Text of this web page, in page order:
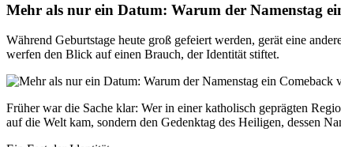
Mehr als nur ein Datum: Warum der Namenstag
Während Geburtstage heute groß gefeiert werden, gerät eine
werfen den Blick auf einen Brauch, der Identität stiftet.
Früher war die Sache klar: Wer in einer katholisch geprägten
auf die Welt kam, sondern den Gedenktag des Heiligen, dessen